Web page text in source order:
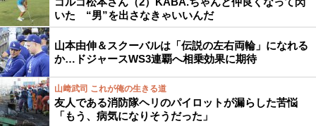
いた “男”を出さなきゃいいんだ
山本由伸＆スクーバルは「伝説の左右両輪」になれる
か…ドジャースWS3連覇へ相乗効果に期待
山﨑武司 これが俺の生きる道
友人である消防隊ヘリのパイロットが漏らした苦悩
「もう、病気になりそうだった」